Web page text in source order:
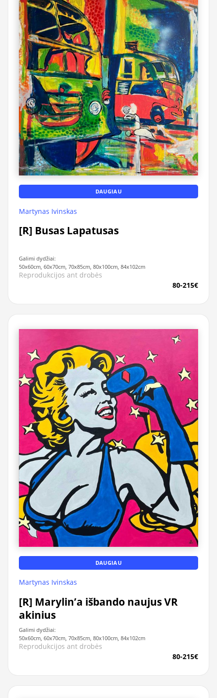
DAUGIAU
Martynas Ivinskas
[R] Busas Lapatusas
Galimi dydžiai:
50x60cm, 60x70cm, 70x85cm, 80x100cm, 84x102cm
Reprodukcijos ant drobės
80-215€
DAUGIAU
Martynas Ivinskas
[R] Marylin’a išbando naujus VR
akinius
Galimi dydžiai:
50x60cm, 60x70cm, 70x85cm, 80x100cm, 84x102cm
Reprodukcijos ant drobės
80-215€